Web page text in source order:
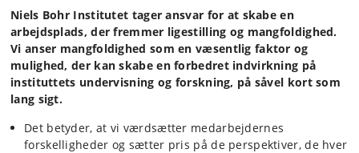
Niels Bohr Institutet tager ansvar for at skabe en
arbejdsplads, der fremmer ligestilling og mangfoldighed.
Vi anser mangfoldighed som en væsentlig faktor og
mulighed, der kan skabe en forbedret indvirkning på
instituttets undervisning og forskning, på såvel kort som
lang sigt.
Det betyder, at vi værdsætter medarbejdernes
forskelligheder og sætter pris på de perspektiver, de hver